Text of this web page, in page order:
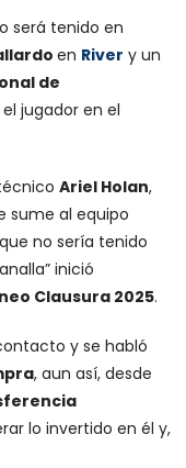
será tenido en
en River y un
de
jugador en el
Ariel Holan,
sume al equipo
no sería tenido
inició
Clausura 2025.
y se habló
, aun así, desde
lo invertido en él y,